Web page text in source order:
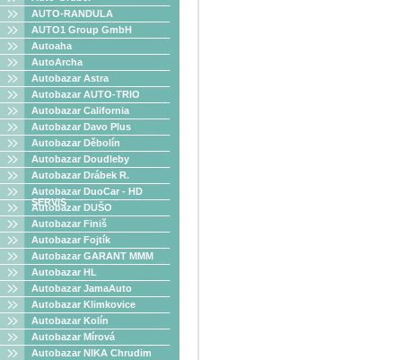
AUTO-RANDULA
AUTO1 Group GmbH
Autoaha
AutoArcha
Autobazar Astra
Autobazar AUTO-TRIO
Autobazar California
Autobazar Davo Plus
Autobazar Děbolín
Autobazar Doudleby
Autobazar Drábek R.
Autobazar DuoCar - HD
SERVIS
Autobazar DUŠO
Autobazar Finiš
Autobazar Fojtík
Autobazar GARANT MMM
Autobazar HL
Autobazar JamaAuto
Autobazar Klimkovice
Autobazar Kolín
Autobazar Mírová
Autobazar NIKA Chrudim